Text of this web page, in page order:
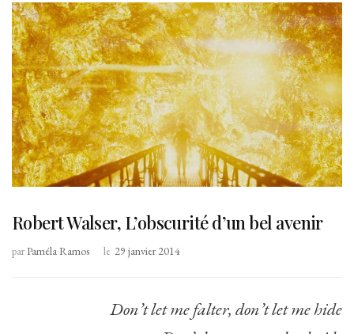
Robert Walser, L’obscurité d’un bel avenir
parPaméla Ramos le 29 janvier 2014
Don’t let me falter, don’t let me hide